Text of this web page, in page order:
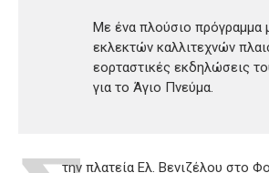
Με ένα πλούσιο πρόγραμμα
εκλεκτών καλλιτεχνών
εορταστικές εκδηλώσεις
για το Άγιο Πνεύμα.
την πλατεία Ελ. Βενιζέλου στο